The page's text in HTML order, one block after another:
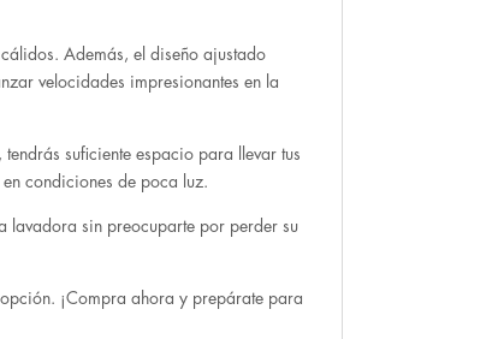
Además, el diseño ajustado
velocidades impresionantes en la
suficiente espacio para llevar tus
condiciones de poca luz.
lavadora sin preocuparte por perder su
¡Compra ahora y prepárate para